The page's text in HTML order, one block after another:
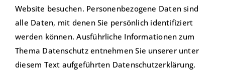
Website besuchen. Personenbezogene Daten sind
alle Daten, mit denen Sie persönlich identifiziert
werden können. Ausführliche Informationen zum
Thema Datenschutz entnehmen Sie unserer unter
diesem Text aufgeführten Datenschutzerklärung.